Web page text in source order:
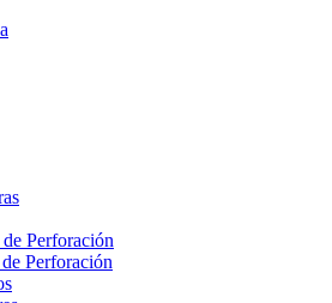
Perforación
Perforación